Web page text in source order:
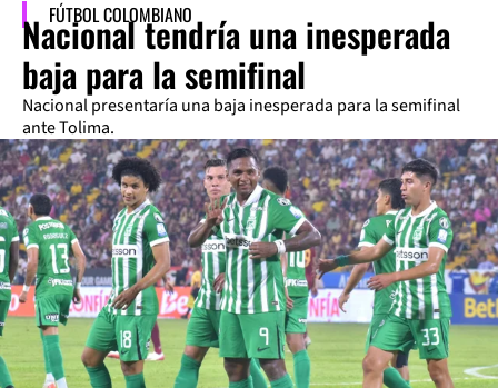
FÚTBOL COLOMBIANO
Nacional tendría una inesperada
baja para la semifinal
Nacional presentaría una baja inesperada para la semifinal
ante Tolima.